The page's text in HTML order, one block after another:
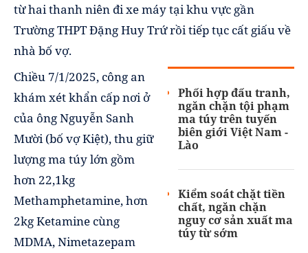
từ hai thanh niên đi xe máy tại khu vực gần
Trường THPT Đặng Huy Trứ rồi tiếp tục cất giấu về
nhà bố vợ.
Phối hợp đấu tranh,
ngăn chặn tội phạm
ma túy trên tuyến
biên giới Việt Nam -
Lào
Kiểm soát chặt tiền
chất, ngăn chặn
nguy cơ sản xuất ma
túy từ sớm
Chiều 7/1/2025, công an
khám xét khẩn cấp nơi ở
của ông Nguyễn Sanh
Mười (bố vợ Kiệt), thu giữ
lượng ma túy lớn gồm
hơn 22,1kg
Methamphetamine, hơn
2kg Ketamine cùng
MDMA, Nimetazepam